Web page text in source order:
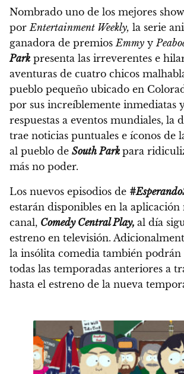
Nombrado uno de los mejores
porEntertainment Weekly, la serie
ganadora de premiosEmmy y
Park presenta las irreverentes e
aventuras de cuatro chicos
pueblo pequeño ubicado en
por sus increíblemente inmediatas
respuestas a eventos mundiales, la
trae noticias puntuales e íconos de
al pueblo de South Park para
más no poder.
Los nuevos episodios de
estarán disponibles en la
canal, Comedy Central Play, al día
estreno en televisión.
la insólita comedia también
todas las temporadas anteriores a
hasta el estreno de la nueva